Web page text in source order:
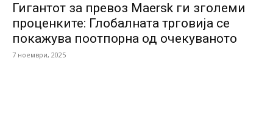
Гигантот за превоз Maersk ги зголеми
проценките: Глобалната трговија се
покажува поотпорна од очекуваното
7 ноември, 2025